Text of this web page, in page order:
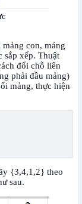
con, mảng
sắp xếp. Thuật
đổi chỗ liên
phải đầu mảng)
mảng, thực hiện
{3,4,1,2} theo
sau.